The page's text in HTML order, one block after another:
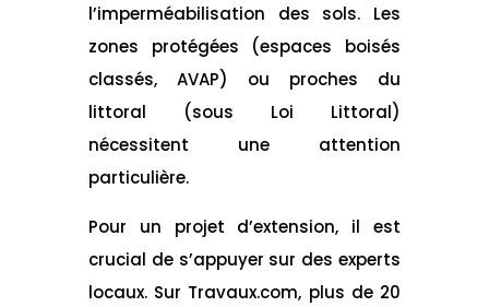
l’imperméabilisation des sols. Les
zones protégées (espaces boisés
classés, AVAP) ou proches du
littoral (sous Loi Littoral)
nécessitent une attention
particulière.
Pour un projet d’extension, il est
crucial de s’appuyer sur des experts
locaux. Sur Travaux.com, plus de 20